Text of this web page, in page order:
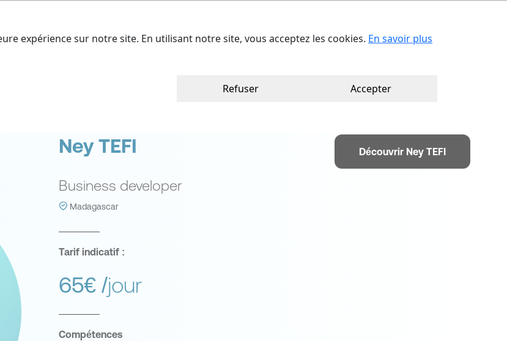
Nos talents A propos Contact Trouver votre consultant
Ney TEFI Découvrir Ney TEFI
Business developer
Madagascar
Tarif indicatif :
65€ /jour
Compétences
expérience sur notre site. En utilisant notre site, vous acceptez les cookies. En savoir plus
Refuser Accepter